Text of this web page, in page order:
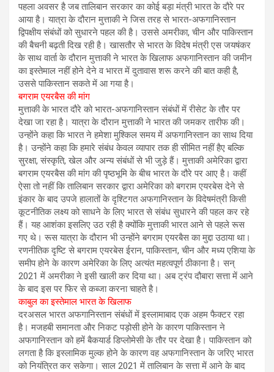
पहला अवसर है जब तालिबान सरकार का कोई बड़ा मंत्री भारत के दौरे पर
आया है। यात्रा के दौरान मुत्ताकी ने जिस तरह से भारत-अफगानिस्तान
द्विपक्षीय संबंधों को सुधारने पहल की है। उससे अमरीका, चीन और पाकिस्तान
की बैचनी बढ़ती दिख रही है। खासतौर से भारत के विदेष मंत्री एस जयषंकर
के साथ वार्ता के दौरान मुत्ताकी ने भारत के खिलाफ अफगानिस्तान की जमीन
का इस्तेमाल नहीं होने देने व भारत में दुतावास शरू करने की बात कही है,
उससे पाकिस्तान सकते में आ गया है।
बगराम एयरबैस की मांग
मुत्ताकी के भारत दौरे को भारत-अफगानिस्तान संबंधों में रीसेट के तौर पर
देखा जा रहा है। यात्रा के दौरान मुत्ताकी ने भारत की जमकर तारीफ की।
उन्होंने कहा कि भारत ने हमेशा मुश्किल समय में अफगानिस्तान का साथ दिया
है। उन्होंने कहा कि हमारे संबंध केवल व्यापार तक ही सीमित नहीं हैए बल्कि
सुरक्षा, संस्कृति, खेल और अन्य संबंधों से भी जुड़े हैं। मुत्ताकी अमेरिका द्वारा
बगराम एयरबैस की मांग की पृष्ठभूमि के बीच भारत के दौरे पर आए है। कहीं
ऐसा तो नहीं कि तालिबान सरकार द्वारा अमेरिका को बगराम एयरबेस देने से
इंकार के बाद उपजे हालातों के दृश्टिगत अफगानिस्तान के विदेषमंत्री किसी
कूटनीतिक लक्ष्य को साधने के लिए भारत से संबंध सुधारने की पहल कर रहे
हैं। यह आशंका इसलिए उठ रही है क्योंकि मुत्ताकी भारत आने से पहले रूस
गए थे। रूस यात्रा के दौरान भी उन्होंने बगराम एयरबैस का मुद्दा उठाया था।
रणनीतिक दृष्टि से बगराम एयरबेस ईरान, पाकिस्तान, चीन और मध्य एशिया के
समीप होने के कारण अमेरिका के लिए अत्यंत महत्वपूर्ण ठीकाना है। सन्
2021 में अमरीका ने इसी खाली कर दिया था। अब ट्रंप दौबारा सत्ता में आने
के बाद इस पर फिर से कब्जा करना चाहते है।
काबुल का इस्तेमाल भारत के खिलाफ
दरअसल भारत अफगानिस्तान संबंधों में इस्लामाबाद एक अहम फैक्टर रहा
है। मजहबी समानता और निकट पड़ोसी होने के कारण पाकिस्तान ने
अफगानिस्तान को हमें बैकयार्ड डिप्लोमेसी के तौर पर देखा है। पाकिस्तान को
लगता है कि इस्लामिक मुल्क होने के कारण वह अफगानिस्तान के जरिए भारत
को नियंत्रित कर सकेगा। साल 2021 में तालिबान के सत्ता में आने के बाद